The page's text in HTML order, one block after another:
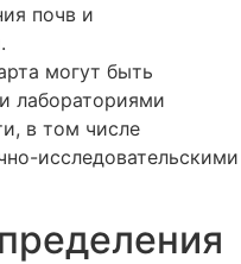
почв и
могут быть
лабораториями
в том числе
исследовательскими